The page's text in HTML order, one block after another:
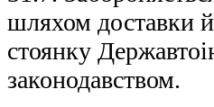
шляхом доставки
стоянку
законодавством.